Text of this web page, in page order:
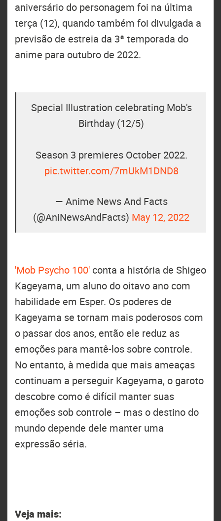
aniversário do personagem foi na última
terça (12), quando também foi divulgada a
previsão de estreia da 3ª temporada do
anime para outubro de 2022.
Special Illustration celebrating Mob's
Birthday (12/5)
Season 3 premieres October 2022.
pic.twitter.com/7mUkM1DND8
— Anime News And Facts
(@AniNewsAndFacts) May 12, 2022
'Mob Psycho 100' conta a história de Shigeo
Kageyama, um aluno do oitavo ano com
habilidade em Esper. Os poderes de
Kageyama se tornam mais poderosos com
o passar dos anos, então ele reduz as
emoções para mantê-los sobre controle.
No entanto, à medida que mais ameaças
continuam a perseguir Kageyama, o garoto
descobre como é difícil manter suas
emoções sob controle – mas o destino do
mundo depende dele manter uma
expressão séria.
Veja mais: